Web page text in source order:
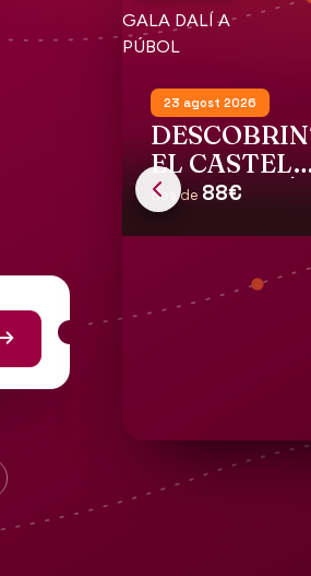
23 agost 2026
EL CASTELL
GALA DALÍ
PÚBOL
des de 88€